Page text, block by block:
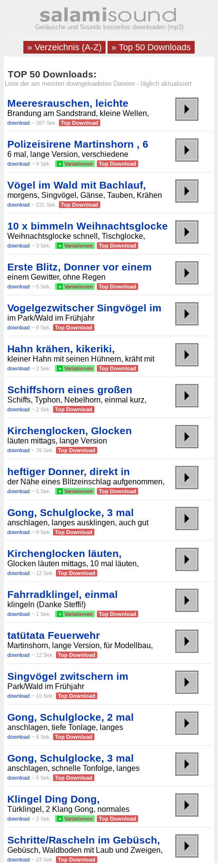
Geräusche und Sounds kostenlos downloaden (mp3)
» Verzeichnis (A-Z) » Top 50 Downloads
TOP 50 Downloads:
Liste der am meisten downgeloadeten Dateien - täglich aktualisiert
Meeresrauschen, leichte
Brandung am Sandstrand, kleine Wellen,
download ~ 387 Sek. Top Download
Polizeisirene Martinshorn , 6
6 mal, lange Version, verschiedene
download ~ 9 Sek. + Variationen Top Download
Vögel im Wald mit Bachlauf,
morgens, Singvögel, Gänse, Tauben, Krähen
download ~ 231 Sek. Top Download
10 x bimmeln Weihnachtsglocke
Weihnachtsglocke schnell, Tischglocke,
download ~ 3 Sek. + Variationen Top Download
Erste Blitz, Donner vor einem
einem Gewitter, ohne Regen
download ~ 5 Sek. + Variationen Top Download
Vogelgezwitscher Singvögel im
im Park/Wald im Frühjahr
download ~ 8 Sek. Top Download
Hahn krähen, kikeriki,
kleiner Hahn mit seinen Hühnern, kräht mit
download ~ 2 Sek. + Variationen Top Download
Schiffshorn eines großen
Schiffs, Typhon, Nebelhorn, einmal kurz,
download ~ 2 Sek. Top Download
Kirchenglocken, Glocken
läuten mittags, lange Version
download ~ 76 Sek. Top Download
heftiger Donner, direkt in
der Nähe eines Blitzeinschlag aufgenommen,
download ~ 5 Sek. + Variationen Top Download
Gong, Schulglocke, 3 mal
anschlagen, langes ausklingen, auch gut
download ~ 9 Sek. Top Download
Kirchenglocken läuten,
Glocken läuten mittags, 10 mal läuten,
download ~ 12 Sek. Top Download
Fahrradklingel, einmal
klingeln (Danke Steffi!)
download ~ 1 Sek. + Variationen Top Download
tatütata Feuerwehr
Martinshorn, lange Version, für Modellbau,
download ~ 12 Sek. Top Download
Singvögel zwitschern im
Park/Wald im Frühjahr
download ~ 10 Sek. Top Download
Gong, Schulglocke, 2 mal
anschlagen, tiefe Tonlage, langes
download ~ 6 Sek. Top Download
Gong, Schulglocke, 3 mal
anschlagen, schnelle Tonfolge, langes
download ~ 5 Sek. Top Download
Klingel Ding Dong,
Türklingel, 2 Klang Gong, normales
download ~ 2 Sek. + Variationen Top Download
Schritte/Rascheln im Gebüsch,
Gebüsch, Waldboden mit Laub und Zweigen,
download ~ 23 Sek. Top Download